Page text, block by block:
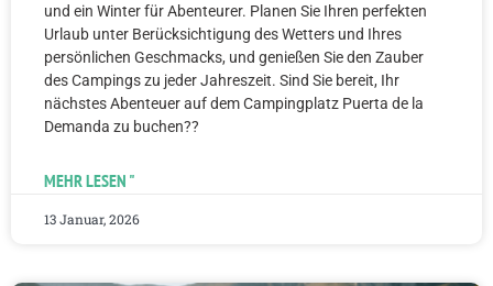
und ein Winter für Abenteurer. Planen Sie Ihren perfekten
Urlaub unter Berücksichtigung des Wetters und Ihres
persönlichen Geschmacks, und genießen Sie den Zauber
des Campings zu jeder Jahreszeit. Sind Sie bereit, Ihr
nächstes Abenteuer auf dem Campingplatz Puerta de la
Demanda zu buchen??
MEHR LESEN "
13 Januar, 2026